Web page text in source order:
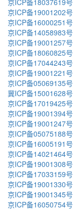
京ICP备18037619号
京ICP备19001202号
京ICP备16000251号
京ICP备14058983号
京ICP备19001257号
京ICP备18060825号
京ICP备17044243号
京ICP备19001221号
京ICP备05069135号
冀ICP备15001628号
京ICP备17019425号
京ICP备19001394号
京ICP备19001247号
京ICP备05075188号
京ICP备16005191号
京ICP备14021464号
京ICP备19001308号
京ICP备17033159号
京ICP备19001330号
京ICP备19001345号
京ICP备16050754号